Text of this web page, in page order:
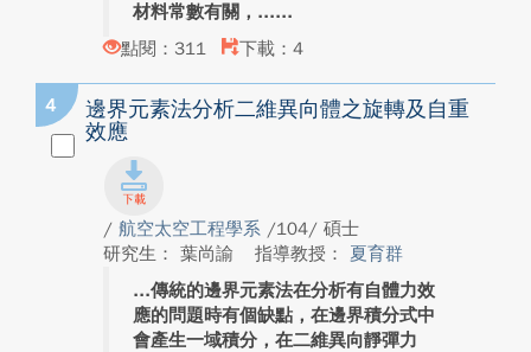
材料常數有關，...
點閱：311
下載：4
4
邊界元素法分析二維異向體之旋轉及自重
效應
/ 航空太空工程學系 /104/ 碩士
研究生： 葉尚諭
指導教授： 夏育群
傳統的邊界元素法在分析有自體力效
應的問題時有個缺點，在邊界積分式中
會產生一域積分，在二維異向靜彈力